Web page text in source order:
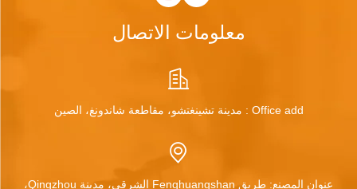
معلومات الاتصال
Office add : مدينة تشينغتشو، مقاطعة شاندونغ، الصين
عنوان المصنع: طريق Fenghuangshan الشرقي، مدينة Qingzhou،